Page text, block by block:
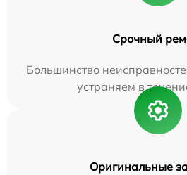
Срочный
Большинство
устраняем в
Оригинальные